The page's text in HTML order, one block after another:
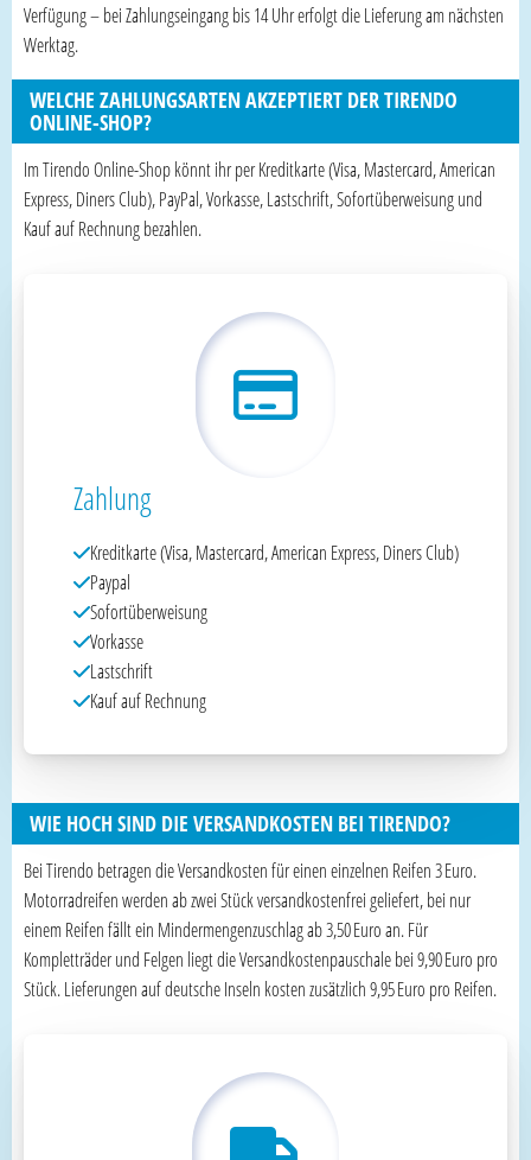
Verfügung – bei Zahlungseingang bis 14 Uhr erfolgt die Lieferung am nächsten
Werktag.
WELCHE ZAHLUNGSARTEN AKZEPTIERT DER TIRENDO
ONLINE-SHOP?
Im Tirendo Online-Shop könnt ihr per Kreditkarte (Visa, Mastercard, American
Express, Diners Club), PayPal, Vorkasse, Lastschrift, Sofortüberweisung und
Kauf auf Rechnung bezahlen.
Zahlung
Kreditkarte (Visa, Mastercard, American Express, Diners Club)
Paypal
Sofortüberweisung
Vorkasse
Lastschrift
Kauf auf Rechnung
WIE HOCH SIND DIE VERSANDKOSTEN BEI TIRENDO?
Bei Tirendo betragen die Versandkosten für einen einzelnen Reifen 3 Euro.
Motorradreifen werden ab zwei Stück versandkostenfrei geliefert, bei nur
einem Reifen fällt ein Mindermengenzuschlag ab 3,50 Euro an. Für
Kompletträder und Felgen liegt die Versandkostenpauschale bei 9,90 Euro pro
Stück. Lieferungen auf deutsche Inseln kosten zusätzlich 9,95 Euro pro Reifen.